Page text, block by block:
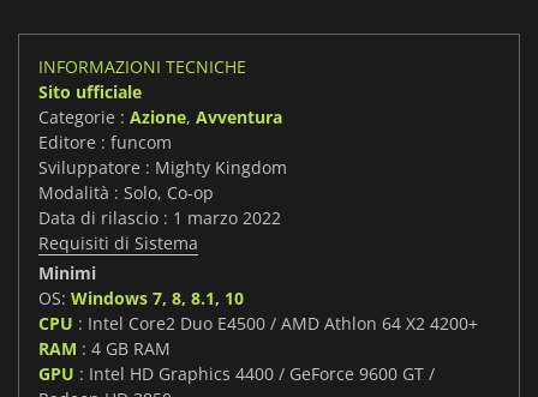
INFORMAZIONI TECNICHE
Sito ufficiale
Categorie : Azione, Avventura
Editore : funcom
Sviluppatore : Mighty Kingdom
Modalità : Solo, Co-op
Data di rilascio : 1 marzo 2022
Requisiti di Sistema
Minimi
OS: Windows 7, 8, 8.1, 10
CPU : Intel Core2 Duo E4500 / AMD Athlon 64 X2 4200+
RAM : 4 GB RAM
GPU : Intel HD Graphics 4400 / GeForce 9600 GT /